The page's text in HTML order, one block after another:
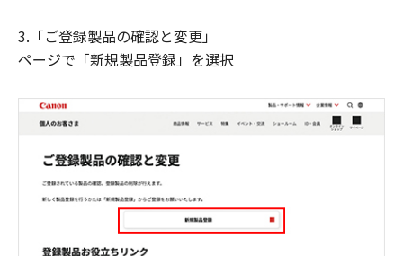
3.「ご登録製品の確認と変更」
ページで「新規製品登録」を選択